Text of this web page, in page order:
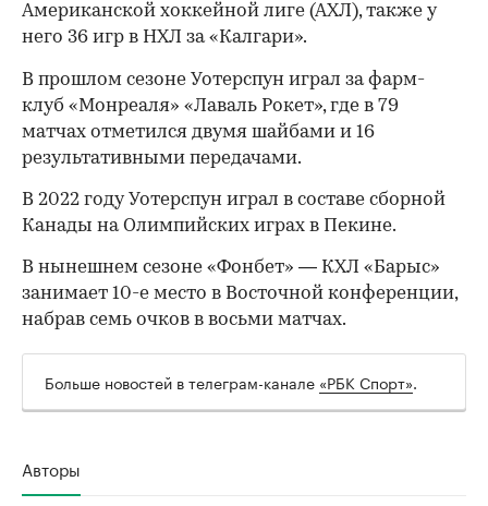
Американской хоккейной лиге (АХЛ), также у
него 36 игр в НХЛ за «Калгари».
00:00 / 00:00
В прошлом сезоне Уотерспун играл за фарм-
клуб «Монреаля» «Лаваль Рокет», где в 79
матчах отметился двумя шайбами и 16
результативными передачами.
В 2022 году Уотерспун играл в составе сборной
Канады на Олимпийских играх в Пекине.
В нынешнем сезоне «Фонбет» — КХЛ «Барыс»
занимает 10-е место в Восточной конференции,
набрав семь очков в восьми матчах.
Больше новостей в телеграм-канале «РБК Спорт».
Авторы